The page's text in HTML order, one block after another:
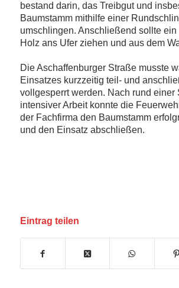
bestand darin, das Treibgut und
Baumstamm mithilfe einer
umschlingen. Anschließend sollte ein
Holz ans Ufer ziehen und aus dem
Die Aschaffenburger Straße musste
Einsatzes kurzzeitig teil- und
vollgesperrt werden. Nach rund einer
intensiver Arbeit konnte die
der Fachfirma den Baumstamm
und den Einsatz abschließen.
Eintrag teilen